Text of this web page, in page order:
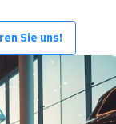
Sie uns!